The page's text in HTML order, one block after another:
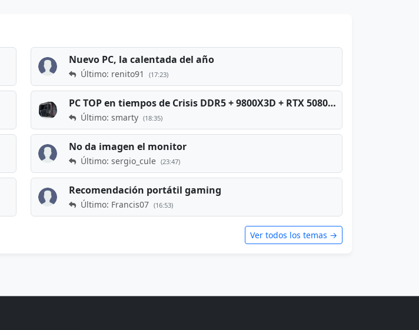
Nuevo PC, la calentada del año
Último: renito91 (17:23)
PC TOP en tiempos de Crisis DDR5 + 9800X3D + RTX 5080 [2026][2400€]
Último: smarty (18:35)
No da imagen el monitor
Último: sergio_cule (23:47)
Recomendación portátil gaming
Último: Francis07 (16:53)
Ver todos los temas →